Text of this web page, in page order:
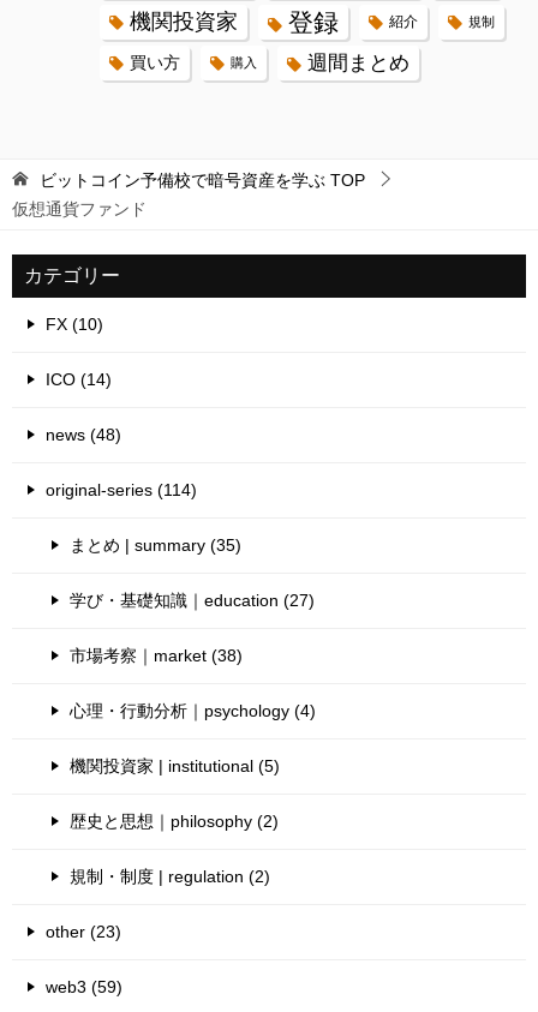
機関投資家 登録 紹介 規制
買い方 購入 週間まとめ
ビットコイン予備校で暗号資産を学ぶ TOP
仮想通貨ファンド
カテゴリー
FX (10)
ICO (14)
news (48)
original-series (114)
まとめ | summary (35)
学び・基礎知識｜education (27)
市場考察｜market (38)
心理・行動分析｜psychology (4)
機関投資家 | institutional (5)
歴史と思想｜philosophy (2)
規制・制度 | regulation (2)
other (23)
web3 (59)